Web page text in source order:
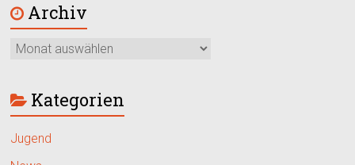
Archiv
Kategorien
Jugend